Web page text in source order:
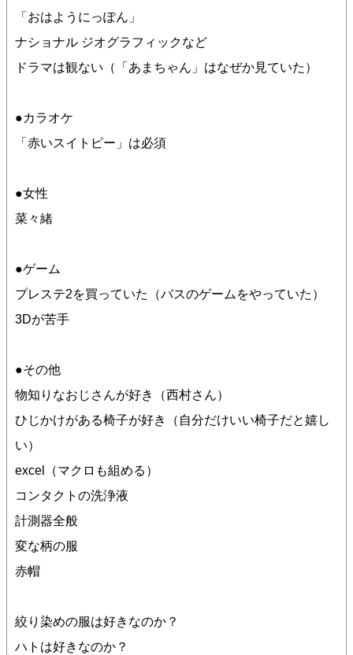
「おはようにっぽん」
ナショナル ジオグラフィックなど
ドラマは観ない（「あまちゃん」はなぜか見ていた）
●カラオケ
「赤いスイトピー」は必須
●女性
菜々緒
●ゲーム
プレステ2を買っていた（バスのゲームをやっていた）
3Dが苦手
●その他
物知りなおじさんが好き（西村さん）
ひじかけがある椅子が好き（自分だけいい椅子だと嬉し
い）
excel（マクロも組める）
コンタクトの洗浄液
計測器全般
変な柄の服
赤帽
絞り染めの服は好きなのか？
ハトは好きなのか？